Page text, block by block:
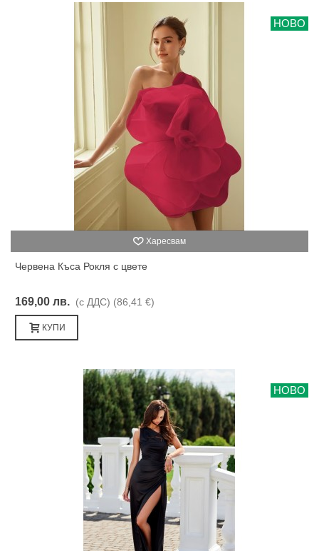
НОВО
Харесвам
Червена Къса Рокля с цвете
169,00 лв. (с ДДС) (86,41 €)
КУПИ
НОВО